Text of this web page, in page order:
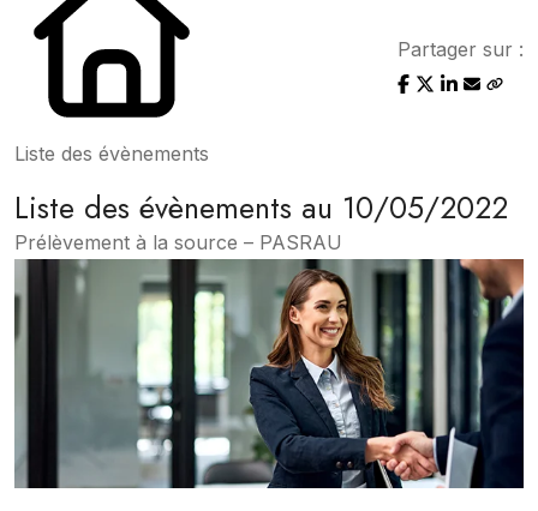
Liste des évènements
Partager sur :
Liste des évènements au 10/05/2022
Prélèvement à la source – PASRAU